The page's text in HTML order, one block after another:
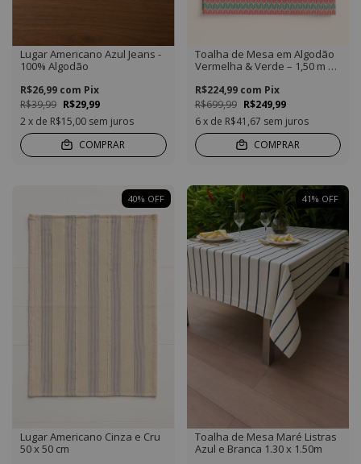
Lugar Americano Azul Jeans -
100% Algodão
R$39,99 R$29,99
R$26,99 com Pix
2x de R$15,00 sem juros
COMPRAR
Toalha de Mesa em Algodão
Vermelha & Verde – 1,50 m x
R$699,99 R$249,99
R$224,99 com Pix
6 x de R$41,67 sem juros
COMPRAR
40% OFF
Lugar Americano Cinza e Cru
50 x 50 cm
41% OFF
Toalha de Mesa Maré Listras
Azul e Branca 1.30 x 1.50m